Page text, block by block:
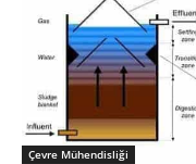
Çevre Mühendisliği